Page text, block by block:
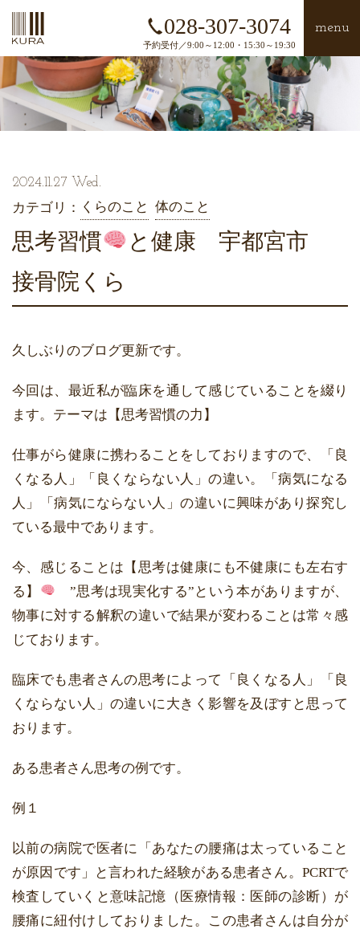
028-307-3074
予約受付／9:00～12:00・15:30～19:30
menu
2024.11.27 Wed.
カテゴリ： くらのこと 体のこと
思考習慣
と健康 宇都宮市
接骨院くら
久しぶりのブログ更新です。
今回は、最近私が臨床を通して感じていることを綴り
ます。テーマは【思考習慣の力】
仕事がら健康に携わることをしておりますので、「良
くなる人」「良くならない人」の違い。「病気になる
人」「病気にならない人」の違いに興味があり探究し
ている最中であります。
今、感じることは【思考は健康にも不健康にも左右す
る】
”思考は現実化する”という本がありますが、
物事に対する解釈の違いで結果が変わることは常々感
じております。
臨床でも患者さんの思考によって「良くなる人」「良
くならない人」の違いに大きく影響を及ぼすと思って
おります。
ある患者さん思考の例です。
例１
以前の病院で医者に「あなたの腰痛は太っていること
が原因です」と言われた経験がある患者さん。PCRTで
検査していくと意味記憶（医療情報：医師の診断）が
腰痛に紐付けしておりました。この患者さんは自分が